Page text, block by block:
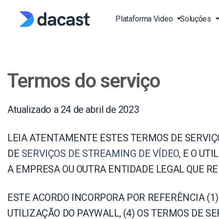
content
Plataforma Video
Plataforma de
Over-the-Top (OTT)
Video on Demand
RTPM Streaming
HTTP Live Streaming
Soluções
Vivo
Produção e Publicação
Igrejas e Casas de Culto
Instituições de
Documentação API de
SDK EN
Imprensa EN
Base de Conhecimento
FAQ EN
Termos do serviço
Atualizado a 24 de abril de 2023
LEIA ATENTAMENTE ESTES TERMOS DE
DE SERVIÇOS DE STREAMING DE VÍDEO, E O
A EMPRESA OU OUTRA ENTIDADE LEGAL QUE
ESTE ACORDO INCORPORA POR REFERÊNCIA
UTILIZAÇÃO DO PAYWALL, (4) OS TERMOS DE